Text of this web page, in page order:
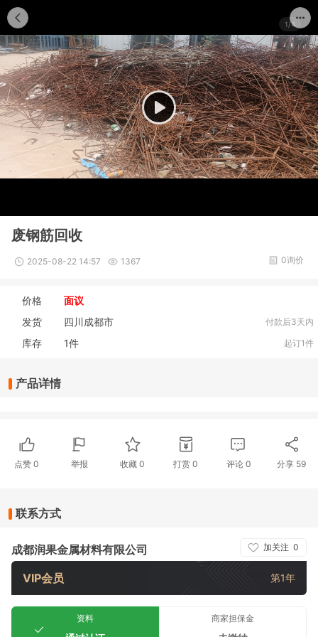
1/4
废钢筋回收
2025-08-22 14:57 1367 0询价
价格 面议
发货 四川成都市 付款后3天内
库存 1件 起订1件
产品详情
点赞 0 举报 收藏0 打赏 0 评论 0 分享 59
联系方式
加关注 0
成都润果金属材料有限公司
VIP会员
第1年
资料 商家担保金